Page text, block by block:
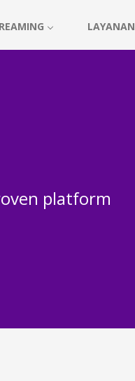
LAYANAN
platform